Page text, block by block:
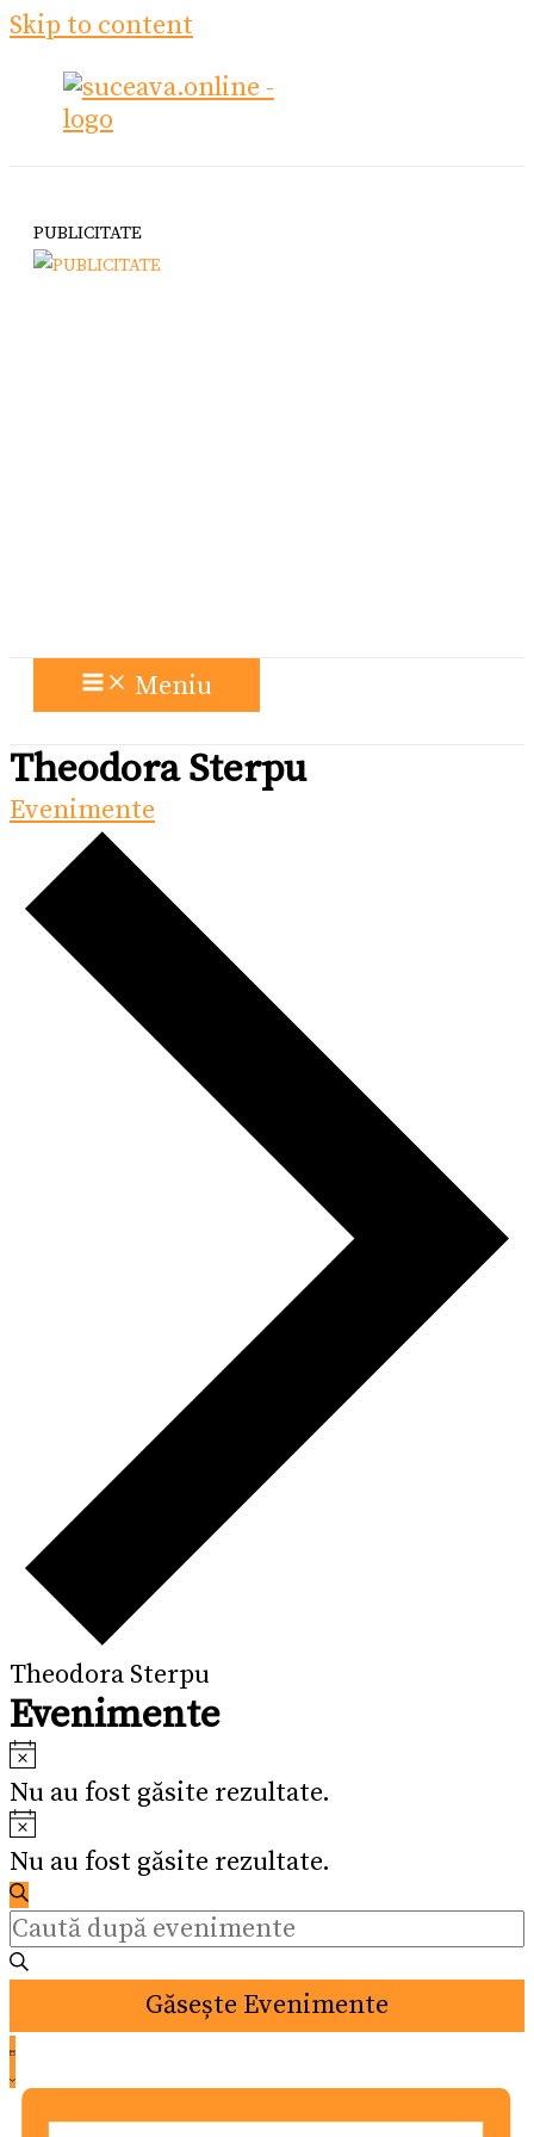
Skip to content
PUBLICITATE
Meniu
Theodora Sterpu
Evenimente
Theodora Sterpu
Evenimente
Nu au fost găsite rezultate.
Nu au fost găsite rezultate.
Navigare
în
vizualizări
și
căutare
Caută
Introdu
cuvântul
cheie.
Evenimente
după
cuvântul
Găsește Evenimente
Navigare
în
Listă